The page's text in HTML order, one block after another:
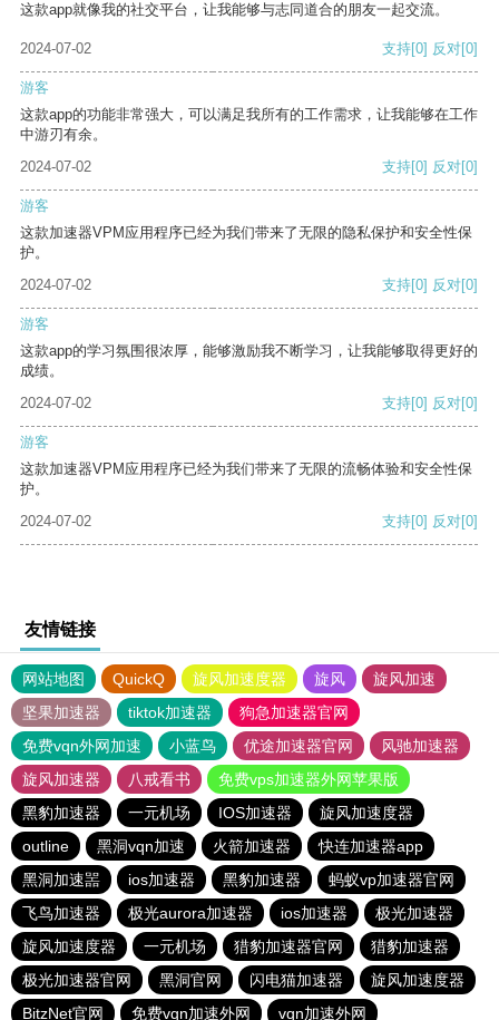
这款app就像我的社交平台，让我能够与志同道合的朋友一起交流。
2024-07-02 支持[0] 反对[0]
游客
这款app的功能非常强大，可以满足我所有的工作需求，让我能够在工作
中游刃有余。
2024-07-02
支持[0] 反对[0]
游客
这款加速器VPM应用程序已经为我们带来了无限的隐私保护和安全性保
护。
2024-07-02
支持[0] 反对[0]
游客
这款app的学习氛围很浓厚，能够激励我不断学习，让我能够取得更好的
成绩。
2024-07-02
支持[0] 反对[0]
游客
这款加速器VPM应用程序已经为我们带来了无限的流畅体验和安全性保
护。
2024-07-02
支持[0] 反对[0]
友情链接
网站地图 QuickQ 旋风加速度器 旋风
旋风加速
坚果加速器
tiktok加速器
狗急加速器官网
免费vqn外网加速
小蓝鸟 优途加速器官网
风驰加速器
旋风加速器
八戒看书
免费vps加速器外网苹果版
黑豹加速器
一元机场 IOS加速器
旋风加速度器
outline
黑洞vqn加速 火箭加速器
快连加速器app
黑洞加速噐
ios加速器 黑豹加速器
蚂蚁vp加速器官网
飞鸟加速器
极光aurora加速器 ios加速器
极光加速器
旋风加速度器
一元机场 猎豹加速器官网
猎豹加速器
极光加速器官网
黑洞官网 闪电猫加速器
旋风加速度器
BitzNet官网
免费vqn加速外网 vqn加速外网